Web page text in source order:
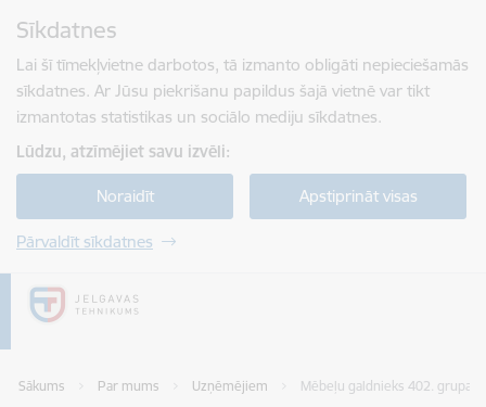
Sīkdatnes
Lai šī tīmekļvietne darbotos, tā izmanto obligāti nepieciešamās
sīkdatnes. Ar Jūsu piekrišanu papildus šajā vietnē var tikt
izmantotas statistikas un sociālo mediju sīkdatnes.
Lūdzu, atzīmējiet savu izvēli:
Noraidīt Apstiprināt visas
Pārvaldīt sīkdatnes
Sākums Par mums Uzņēmējiem Mēbeļu galdnieks 402. grupa: